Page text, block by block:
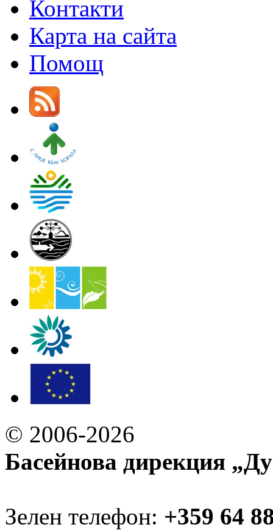
Контакти
Карта на сайта
Помощ
© 2006-2026
Басейнова дирекция
Зелен телефон: +359 64